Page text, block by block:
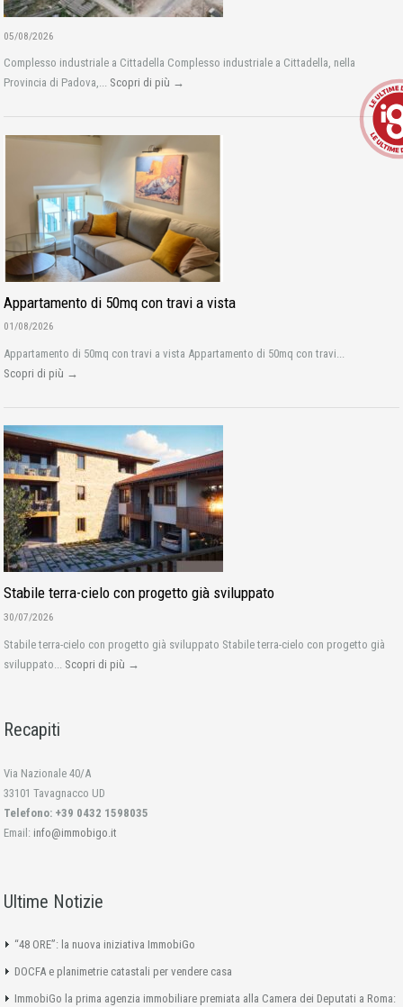
05/08/2026
Complesso industriale a Cittadella Complesso industriale a Cittadella, nella
Provincia di Padova,... Scopri di più →
Appartamento di 50mq con travi a vista
01/08/2026
Appartamento di 50mq con travi a vista Appartamento di 50mq con travi...
Scopri di più →
Stabile terra-cielo con progetto già sviluppato
30/07/2026
Stabile terra-cielo con progetto già sviluppato Stabile terra-cielo con progetto già
sviluppato... Scopri di più →
Recapiti
Via Nazionale 40/A
33101 Tavagnacco UD
Telefono: +39 0432 1598035
Email: info@immobigo.it
Ultime Notizie
“48 ORE”: la nuova iniziativa ImmobiGo
DOCFA e planimetrie catastali per vendere casa
ImmobiGo la prima agenzia immobiliare premiata alla Camera dei Deputati a Roma: